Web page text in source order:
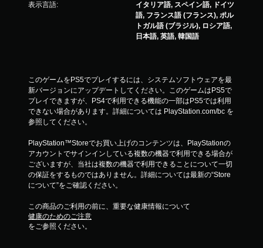
表示言語:
イタリア語, スペイン語, ドイツ
語, フランス語 (フランス), ポル
トガル語 (ブラジル), ロシア語,
日本語, 英語, 韓国語
このゲームをPS5でプレイするには、システムソフトウェアを最
新バージョンにアップデートしてください。このゲームはPS5で
プレイできますが、PS4で利用できる機能の一部はPS5では利用
できない場合があります。詳細については PlayStation.com/bc を
参照してください。
PlayStation™Storeでお買い上げのコンテンツは、PlayStationの
アカウントでサインインしている複数の機器で利用できる場合が
ございますが、当社は複数の機器で利用できることについて一切
の保証をするものではありません。詳細については最新の“Store
について”をご確認ください。
この商品のご利用の前に、重要な健康情報について
健康のためのご注意
をご参照ください。